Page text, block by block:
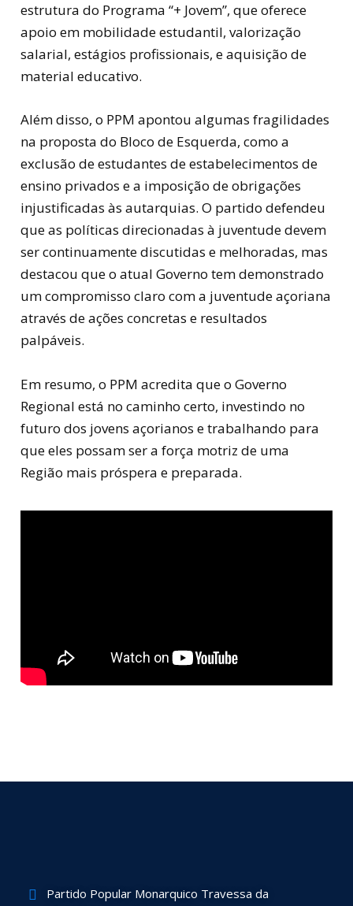
estrutura do Programa “+ Jovem”, que oferece
apoio em mobilidade estudantil, valorização
salarial, estágios profissionais, e aquisição de
material educativo.
Além disso, o PPM apontou algumas fragilidades
na proposta do Bloco de Esquerda, como a
exclusão de estudantes de estabelecimentos de
ensino privados e a imposição de obrigações
injustificadas às autarquias. O partido defendeu
que as políticas direcionadas à juventude devem
ser continuamente discutidas e melhoradas, mas
destacou que o atual Governo tem demonstrado
um compromisso claro com a juventude açoriana
através de ações concretas e resultados
palpáveis.
Em resumo, o PPM acredita que o Governo
Regional está no caminho certo, investindo no
futuro dos jovens açorianos e trabalhando para
que eles possam ser a força motriz de uma
Região mais próspera e preparada.
Partido Popular Monarquico Travessa da